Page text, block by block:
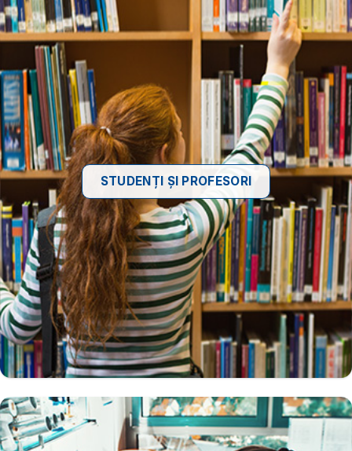
STUDENȚI ȘI PROFESORI